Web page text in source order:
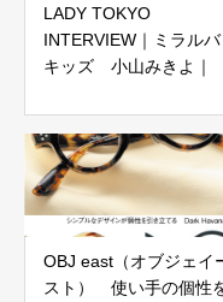
LADY TOKYO
INTERVIEW｜ミラルバ
キッズ 小山みきよ｜
OBJ east（オブジェイ
スト） 使い手の個性